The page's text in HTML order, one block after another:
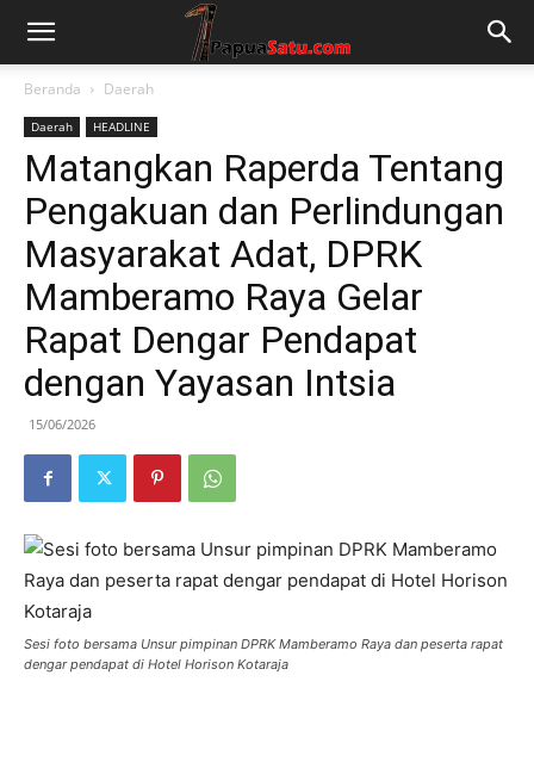
Beranda Daerah
Daerah HEADLINE
Matangkan Raperda Tentang
Pengakuan dan Perlindungan
Masyarakat Adat, DPRK
Mamberamo Raya Gelar
Rapat Dengar Pendapat
dengan Yayasan Intsia
15/06/2026
Sesi foto bersama Unsur pimpinan DPRK Mamberamo Raya dan peserta rapat
dengar pendapat di Hotel Horison Kotaraja